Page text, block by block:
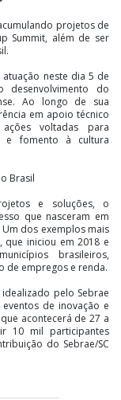
projetos de
Summit, além de ser
atuação neste dia 5 de
desenvolvimento do
Ao longo de sua
em apoio técnico
voltadas para
e fomento à cultura
Brasil
e soluções, o
que nasceram em
dos exemplos mais
que iniciou em 2018 e
brasileiros,
de empregos e renda.
pelo Sebrae
de inovação e
acontecerá de 27 a
10 mil participantes
do Sebrae/SC